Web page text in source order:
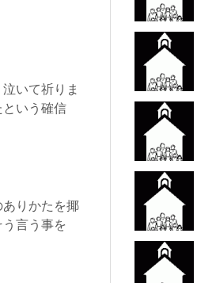
いて祈りま
という確信
りかたを揶
言う事を